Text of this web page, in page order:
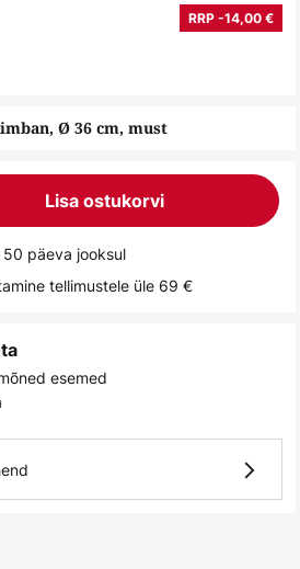
Ø 36 cm, must
RRP -14,00 €
Lisa ostukorvi
päeva jooksul
tellimustele üle 69 €
esemed